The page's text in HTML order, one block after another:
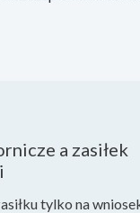
a zasiłek
tylko na